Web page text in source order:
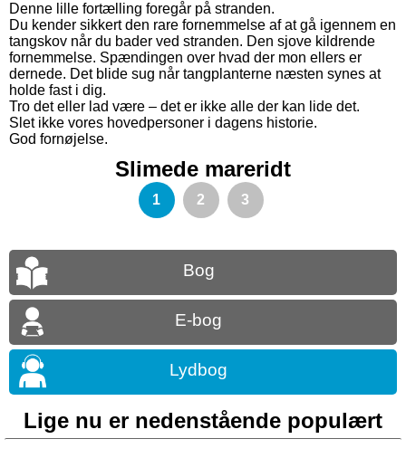
Denne lille fortælling foregår på stranden.
Du kender sikkert den rare fornemmelse af at gå igennem en
tangskov når du bader ved stranden. Den sjove kildrende
fornemmelse. Spændingen over hvad der mon ellers er
dernede. Det blide sug når tangplanterne næsten synes at
holde fast i dig.
Tro det eller lad være – det er ikke alle der kan lide det.
Slet ikke vores hovedpersoner i dagens historie.
God fornøjelse.
Slimede mareridt
1 2 3
Bog
E-bog
Lydbog
Lige nu er nedenstående populært